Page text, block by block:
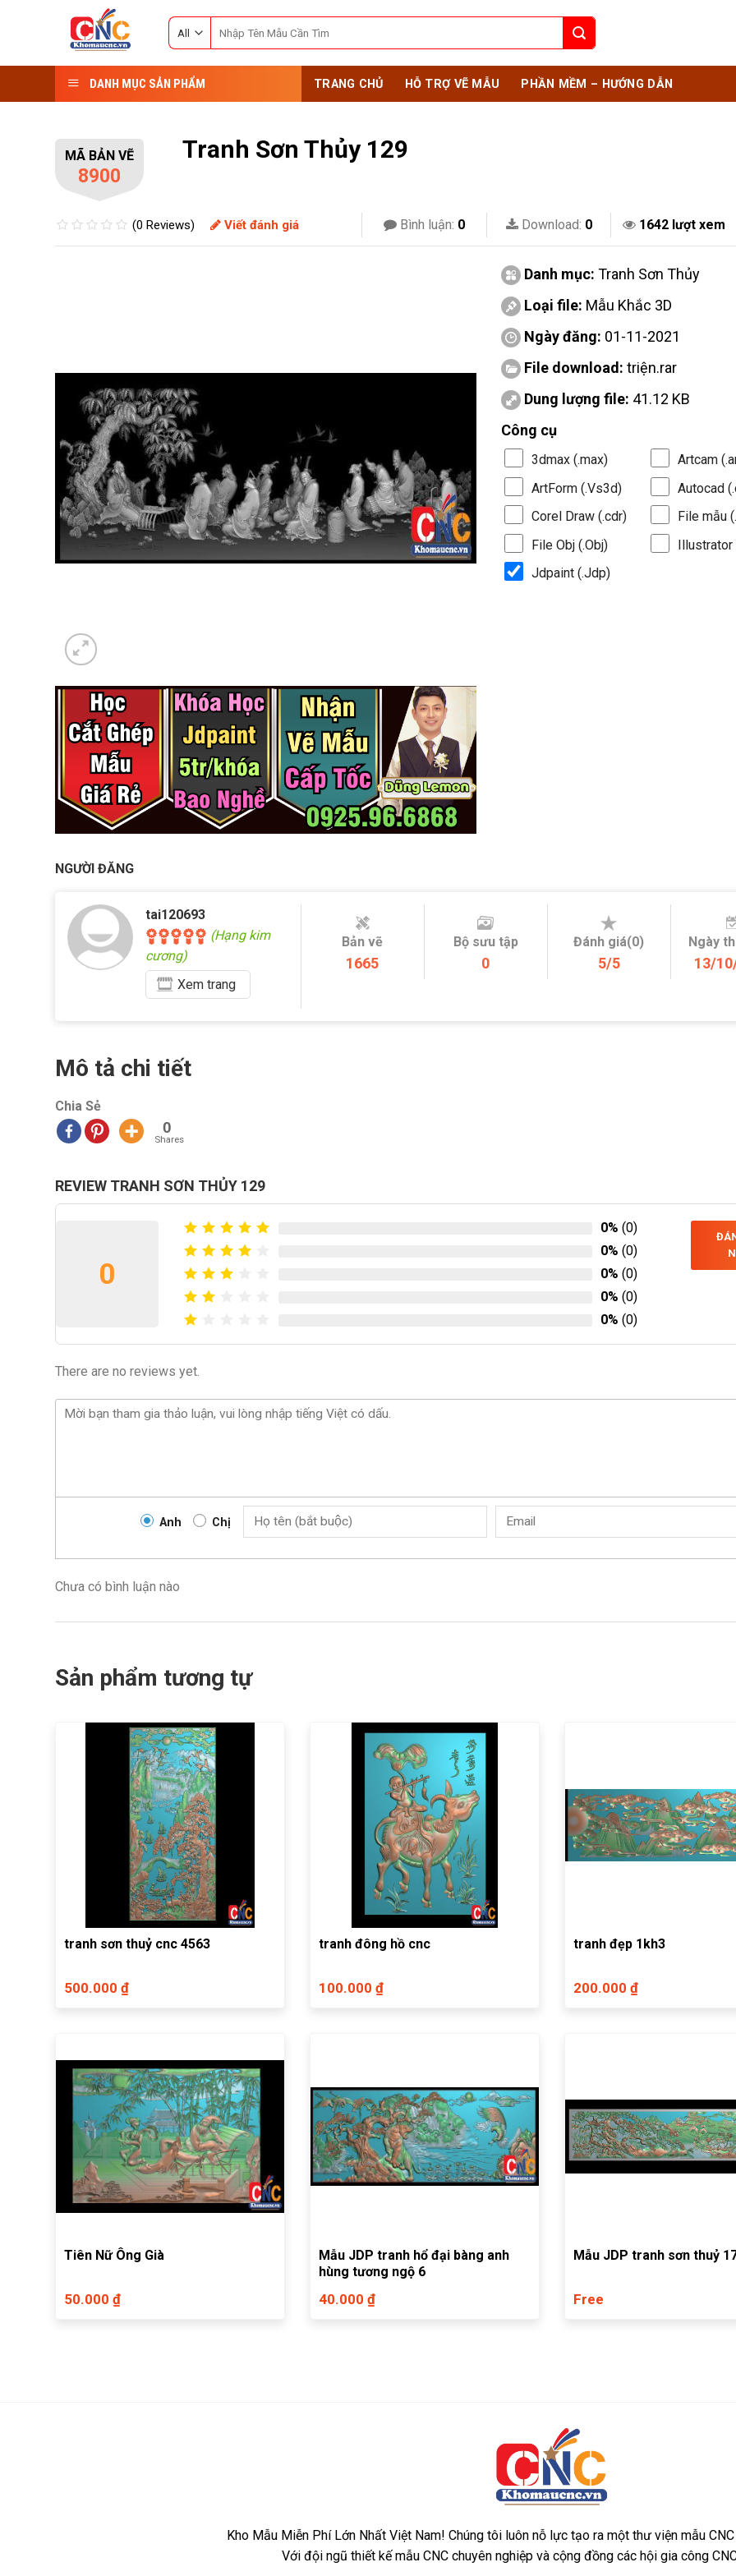
for:
DANH MỤC SẢN PHẨM TRANG CHỦ HỖ TRỢ VẼ MẪU PHẦN MỀM – HƯỚNG DẪN
MÃ BẢN VẼ
8900
Tranh Sơn Thủy 129
(0 Reviews) Viết đánh giá Bình luận: 0 Download: 0 1642 lượt xem
Danh mục: Tranh Sơn Thủy
Loại file: Mẫu Khắc 3D
Ngày đăng: 01-11-2021
File download: triện.rar
Dung lượng file: 41.12 KB
Công cụ
3dmax (.max)
Artcam
ArtForm (.Vs3d)
Autocad
Corel Draw (.cdr)
File mẫu
File Obj (.Obj)
Illustrator
Jdpaint (.Jdp)
NGƯỜI ĐĂNG
tai120693
(Hạng kim
cương)
Xem trang
Bản vẽ
1665
Bộ sưu tập
0
Đánh giá(0)
5/5
Ngày
13/
Mô tả chi tiết
Chia Sẻ
0
Shares
REVIEW TRANH SƠN THỦY 129
0
0% (0)
0% (0)
0% (0)
0% (0)
0% (0)
There are no reviews yet.
Anh Chị
Chưa có bình luận nào
Sản phẩm tương tự
tranh sơn thuỷ cnc 4563
500.000 ₫
tranh đông hồ cnc
100.000 ₫
tranh đẹp 1kh3
200.000 ₫
Tiên Nữ Ông Già
50.000 ₫
Mẫu JDP tranh hổ đại bàng anh
hùng tương ngộ 6
40.000 ₫
Mẫu JDP tranh sơn thuỷ
Free
Kho Mẫu Miễn Phí Lớn Nhất Việt Nam! Chúng tôi luôn nỗ lực tạo ra một thư viện mẫu
Với đội ngũ thiết kế mẫu CNC chuyên nghiệp và cộng đồng các hội gia công